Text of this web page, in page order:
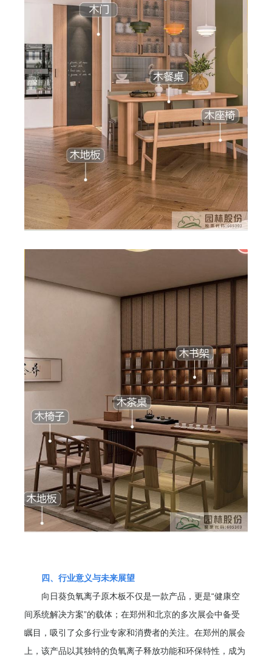
四、行业意义与未来展望
向日葵负氧离子原木板不仅是一款产品，更是“健康空
间系统解决方案”的载体；在郑州和北京的多次展会中备受
瞩目，吸引了众多行业专家和消费者的关注。在郑州的展会
上，该产品以其独特的负氧离子释放功能和环保特性，成为